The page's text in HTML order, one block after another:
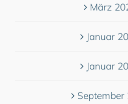
März
Januar
Januar
September